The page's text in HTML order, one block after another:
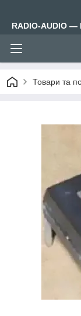
RADIO-AUDIO —
Товари та